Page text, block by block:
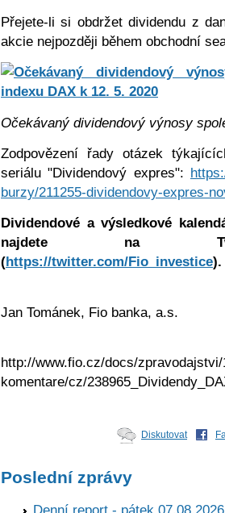
Přejete-li si obdržet dividendu z
akcie nejpozději během obchodní
Očekávaný dividendový výnosy
Zodpovězení řady otázek
seriálu "Dividendový expres":
burzy/211255-dividendovy-expres-
Dividendové a výsledkové
najdete na
(https://twitter.com/Fio_investice).
Jan Tománek, Fio banka, a.s.
http://www.fio.cz/docs/
komentare/cz/
Diskutovat
Poslední zprávy